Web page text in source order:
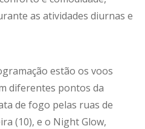
as atividades diurnas e
estão os voos
diferentes pontos da
de fogo pelas ruas de
(10), e o Night Glow,